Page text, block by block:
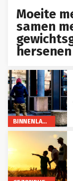
Moeite
samen
hersenen
BINNENLAND